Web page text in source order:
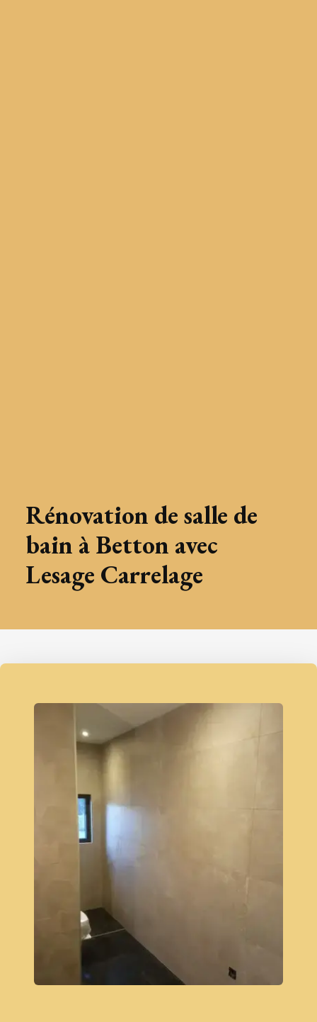
Rénovation de salle de
bain à Betton avec
Lesage Carrelage